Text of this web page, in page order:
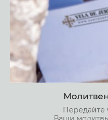
Передайте